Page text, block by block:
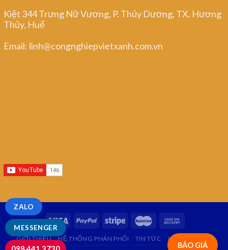
Kiệt 344 Trưng Nữ Vương, P. Thủy Dương, TX. Hương
Thủy, Huế
Email: linh@congnghiepvietxanh.com.vn
BÁO GIÁ
GIỚI THIỆU HỆ THỐNG PHÂN PHỐI TIN TỨC LIÊN HỆ
MESSENGER
ZALO